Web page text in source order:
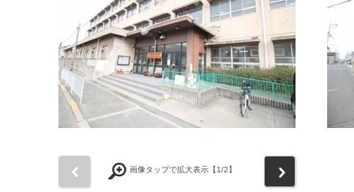
画像タップで拡大表示【1/2】